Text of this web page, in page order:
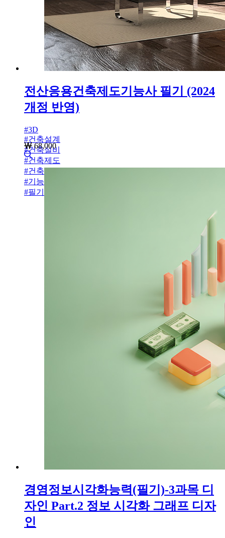
전산응용건축제도기능사 필기 (2024
개정 반영)
#3D
#건축설계
#건축설비
#건축제도
#건축제도기능사
#기능사
#필기
68,000
경영정보시각화능력(필기)-3과목 디
자인 Part.2 정보 시각화 그래프 디자
인